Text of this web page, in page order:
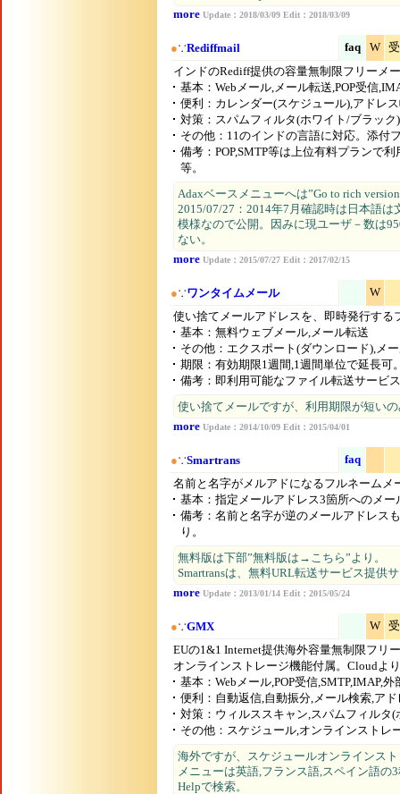
more Update：2018/03/09 Edit：2018/03/09
●∵Rediffmail faq W 受
インドのRediff提供の容量無制限フリーメ
基本：Webメール,メール転送,POP受信
便利：カレンダー(スケジュール),アドレ
対策：スパムフィルタ(ホワイト/ブラック
その他：11のインドの言語に対応。添付
備考：POP,SMTP等は上位有料プランで
等。
Adaxベースメニューへは”Go to rich
2015/07/27：2014年7月確認時は日本語
模様なので公開。因みに現ユーザ－数は
ない。
more Update：2015/07/27 Edit：2017/02/15
●∵ワンタイムメール
W
使い捨てメールアドレスを、即時発行する
基本：無料ウェブメール,メール転送
その他：エクスポート(ダウンロード),メ
期限：有効期限1週間,1週間単位で延長可
備考：即利用可能なファイル転送サービ
使い捨てメールですが、利用期限が短い
more Update：2014/10/09 Edit：2015/04/01
●∵Smartrans
faq
名前と名字がメルアドになるフルネームメ
基本：指定メールアドレス3箇所へのメー
備考：名前と名字が逆のメールアドレス
り。
無料版は下部”無料版は→こちら”より。
Smartransは、無料URL転送サービス提供
more Update：2013/01/14 Edit：2015/05/24
●∵GMX W 受
EUの1&1 Internet提供海外容量無制限フリ
オンラインストレージ機能付属。Cloudよ
基本：Webメール,POP受信,SMTP,IMAP,
便利：自動返信,自動振分,メール検索,ア
対策：ウィルススキャン,スパムフィルタ
その他：スケジュール,オンラインストレ
海外ですが、スケジュールオンラインス
メニューは英語,フランス語,スペイン語
Helpで検索。